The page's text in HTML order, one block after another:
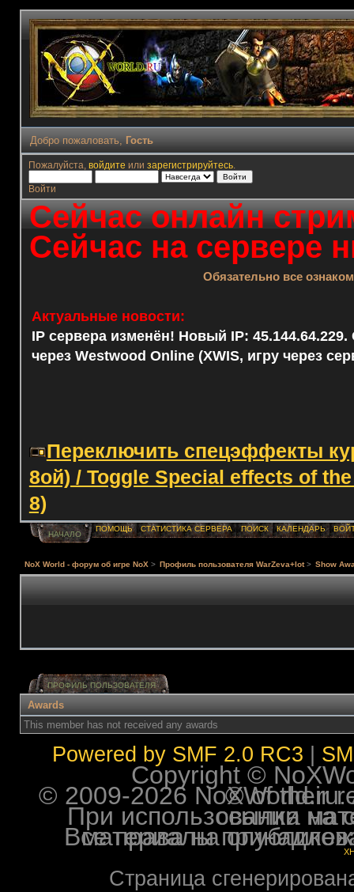
Добро пожаловать, Гость
Пожалуйста, войдите или зарегистрируйтесь.
Войти
Сейчас онлайн
Сейчас на сервере
Обязательно все
Актуальные новости:
IP сервера изменён! Новый IP: 45.144.64.229.
через Westwood Online (XWIS, игру через
Переключить спецэффекты
8ой) / Toggle Special effects of
8)
НАЧАЛО
ПОМОЩЬ СТАТИСТИКА СЕРВЕРА ПОИСК КАЛЕНДАРЬ
NoX World - форум об игре NoX > Профиль пользователя WarZeva+lot> Show
ПРОФИЛЬ ПОЛЬЗОВАТЕЛЯ
Awards
This member has not received any awards
Powered by SMF 2.0 RC3
Copyright ©
© 2009-2026 NoXWorld.ru. All
При использовании
Все права на опубликованные на форуме
Страница